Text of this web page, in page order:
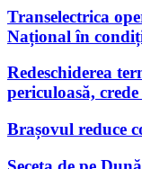
Transelectrica
Național în
Redeschiderea
periculoasă,
Brașovul reduce